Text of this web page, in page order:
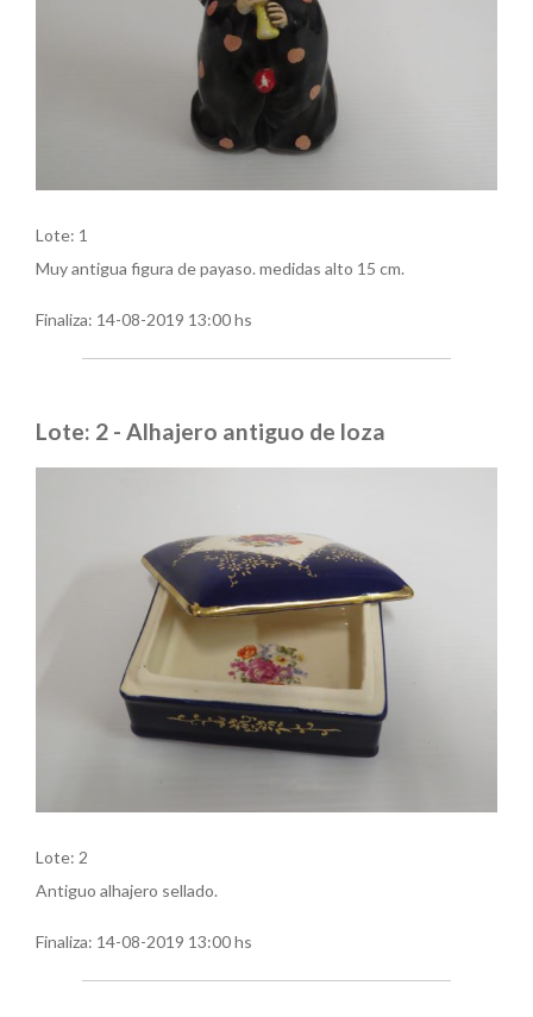
Lote: 1
Muy antigua figura de payaso. medidas alto 15 cm.
Finaliza: 14-08-2019 13:00 hs
Lote: 2 - Alhajero antiguo de loza
Lote: 2
Antiguo alhajero sellado.
Finaliza: 14-08-2019 13:00 hs